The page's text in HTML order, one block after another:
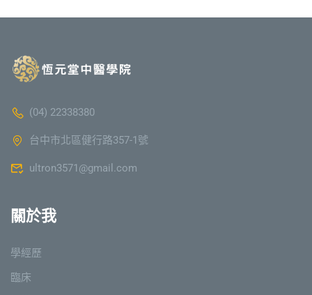
(04) 22338380
台中市北區健行路357-1號
ultron3571@gmail.com
關於我
學經歷
臨床